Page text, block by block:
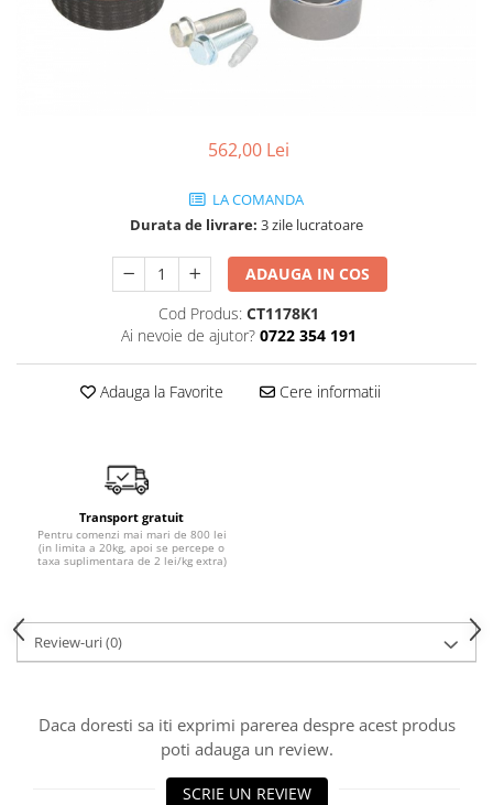
SHELL
562,00 Lei
LA COMANDA
Durata de livrare: 3 zile lucratoare
ADAUGA IN COS
Cod Produs: CT1178K1
Ai nevoie de ajutor? 0722 354 191
Adauga la Favorite Cere informatii
Transport gratuit
Pentru comenzi mai mari de 800 lei
(in limita a 20kg, apoi se percepe o
taxa suplimentara de 2 lei/kg extra)
Review-uri(0)
Daca doresti sa iti exprimi parerea despre acest produs
poti adauga un review.
SCRIE UN REVIEW